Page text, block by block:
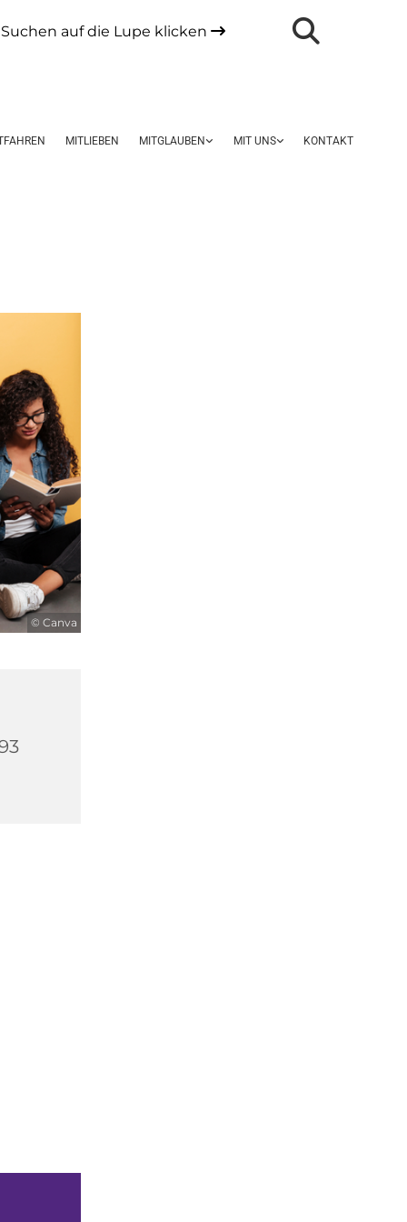
auf die Lupe klicken 
MITLIEBEN MITGLAUBEN MIT UNS KONTAKT
© Canva